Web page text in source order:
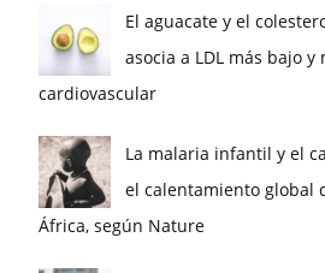
El aguacate y el
asocia a LDL más bajo y
cardiovascular
La malaria infantil y el
el calentamiento global
África, según Nature